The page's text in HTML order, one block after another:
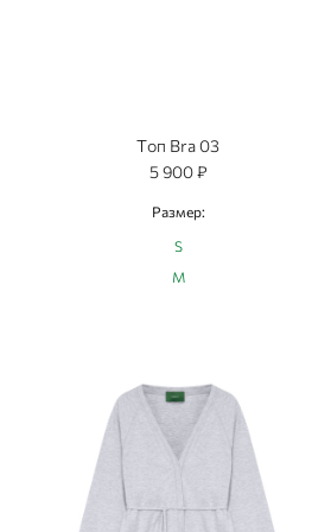
Топ Bra 03
5 900 ₽
Размер:
S
M